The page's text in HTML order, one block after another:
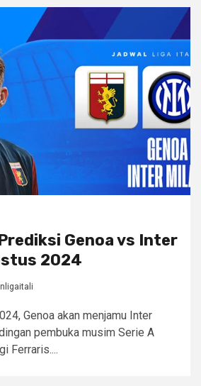
Genoa vs Inter
2024
Genoa akan menjamu Inter
pembuka musim Serie A
Ferraris....